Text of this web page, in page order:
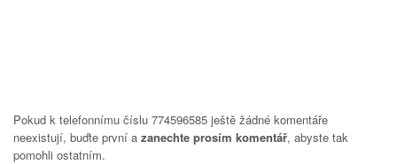
Pokud k telefonnímu číslu 774596585 ještě žádné komentáře
neexistují, buďte první a zanechte prosím komentář, abyste tak
pomohli ostatním.